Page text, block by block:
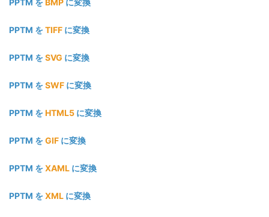
PPTM をTIFF に変換
PPTM をSVG に変換
PPTM をSWF に変換
PPTM をHTML5 に変換
PPTM をGIF に変換
PPTM をXAML に変換
PPTM をXML に変換